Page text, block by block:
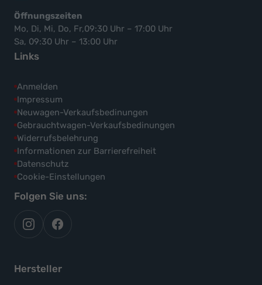
Öffnungszeiten
Mo, Di, Mi, Do, Fr,09:30 Uhr – 17:00 Uhr
Sa, 09:30 Uhr – 13:00 Uhr
Links
Anmelden
Impressum
Neuwagen-Verkaufsbedinungen
Gebrauchtwagen-Verkaufsbedinungen
Widerrufsbelehrung
Informationen zur Barrierefreiheit
Datenschutz
Cookie-Einstellungen
Folgen Sie uns:
autoflex
auf
autoflex24
auf
Hersteller